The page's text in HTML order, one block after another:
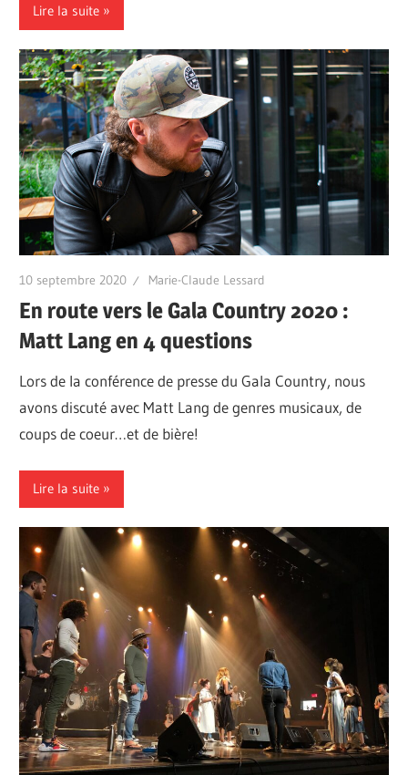
Lire la suite
10 septembre 2020 Marie-Claude Lessard
En route vers le Gala Country 2020 :
Matt Lang en 4 questions
Lors de la conférence de presse du Gala Country, nous
avons discuté avec Matt Lang de genres musicaux, de
coups de coeur…et de bière!
Lire la suite